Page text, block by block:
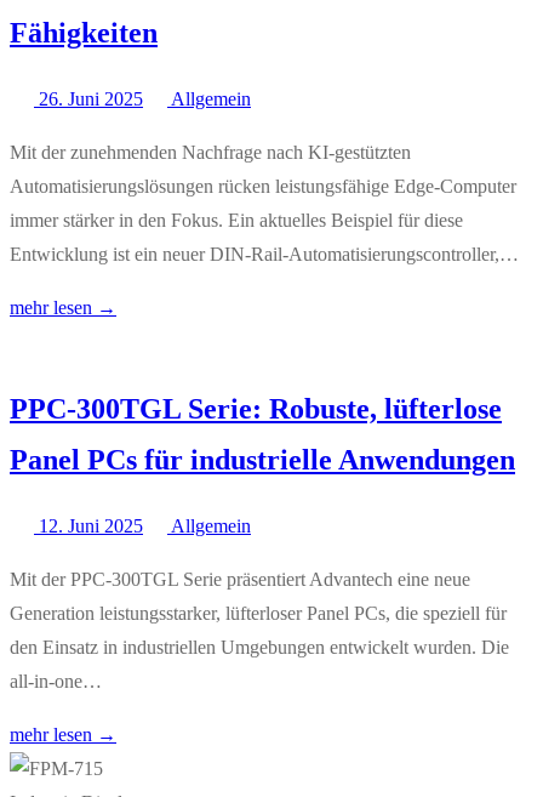
Fähigkeiten
26. Juni 2025 Allgemein
Mit der zunehmenden Nachfrage nach KI-gestützten
Automatisierungslösungen rücken leistungsfähige Edge-Computer
immer stärker in den Fokus. Ein aktuelles Beispiel für diese
Entwicklung ist ein neuer DIN-Rail-Automatisierungscontroller,…
mehr lesen →
PPC-300TGL Serie: Robuste, lüfterlose
Panel PCs für industrielle Anwendungen
12. Juni 2025 Allgemein
Mit der PPC-300TGL Serie präsentiert Advantech eine neue
Generation leistungsstarker, lüfterloser Panel PCs, die speziell für
den Einsatz in industriellen Umgebungen entwickelt wurden. Die
all-in-one…
mehr lesen →